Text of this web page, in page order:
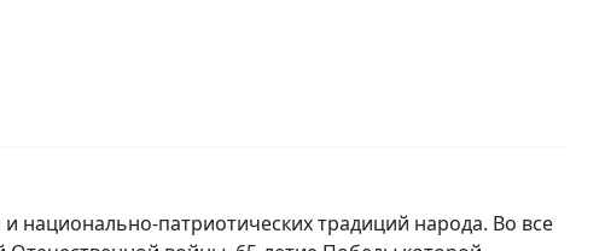
патриотических традиций народа. Во все